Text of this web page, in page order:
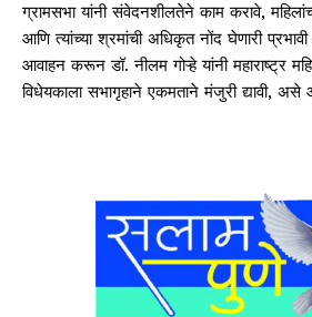
ग्रामसभा यांनी संवेदनशीलतेने काम करावे,
आणि त्यांच्या श्रमांची अधिकृत नोंद घेणारी
आवाहन करून डॉ. नीलम गोऱ्हे यांनी महाराष्ट्र
विधेयकाला सभागृहाने एकमताने मंजुरी द्यावी,